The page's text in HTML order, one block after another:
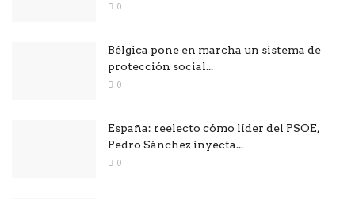
0
Bélgica pone en marcha un sistema de
protección social...
0
España: reelecto cómo líder del PSOE,
Pedro Sánchez inyecta...
0